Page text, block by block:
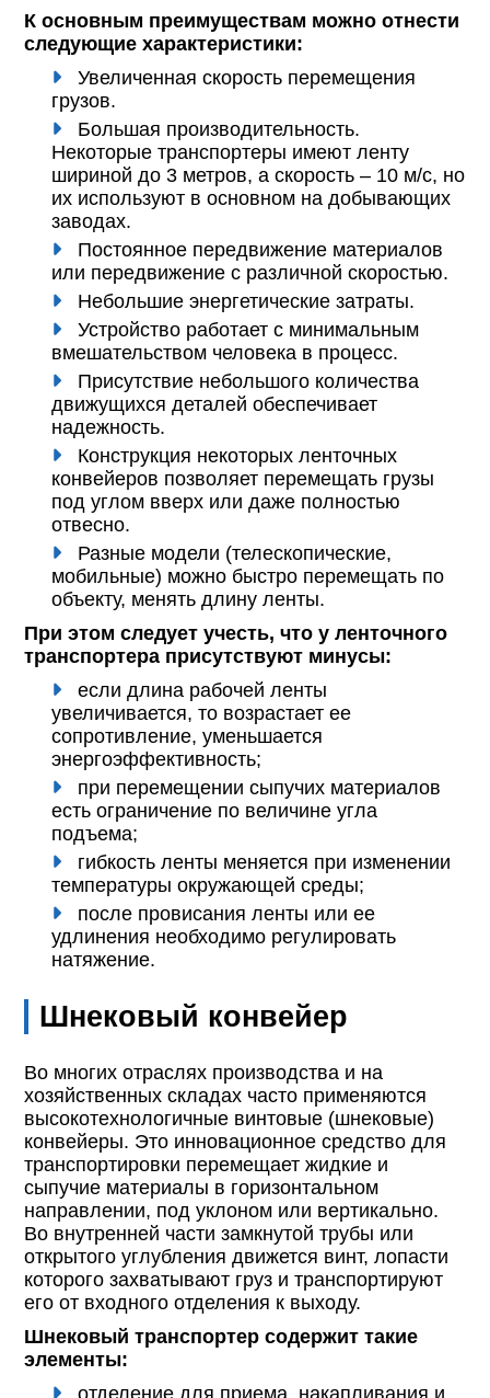
К основным преимуществам можно отнести
следующие характеристики:
Увеличенная скорость перемещения
грузов.
Большая производительность.
Некоторые транспортеры имеют ленту
шириной до 3 метров, а скорость – 10 м/с, но
их используют в основном на добывающих
заводах.
Постоянное передвижение материалов
или передвижение с различной скоростью.
Небольшие энергетические затраты.
Устройство работает с минимальным
вмешательством человека в процесс.
Присутствие небольшого количества
движущихся деталей обеспечивает
надежность.
Конструкция некоторых ленточных
конвейеров позволяет перемещать грузы
под углом вверх или даже полностью
отвесно.
Разные модели (телескопические,
мобильные) можно быстро перемещать по
объекту, менять длину ленты.
При этом следует учесть, что у ленточного
транспортера присутствуют минусы:
если длина рабочей ленты
увеличивается, то возрастает ее
сопротивление, уменьшается
энергоэффективность;
при перемещении сыпучих материалов
есть ограничение по величине угла
подъема;
гибкость ленты меняется при изменении
температуры окружающей среды;
после провисания ленты или ее
удлинения необходимо регулировать
натяжение.
Шнековый конвейер
Во многих отраслях производства и на
хозяйственных складах часто применяются
высокотехнологичные винтовые (шнековые)
конвейеры. Это инновационное средство для
транспортировки перемещает жидкие и
сыпучие материалы в горизонтальном
направлении, под уклоном или вертикально.
Во внутренней части замкнутой трубы или
открытого углубления движется винт, лопасти
которого захватывают груз и транспортируют
его от входного отделения к выходу.
Шнековый транспортер содержит такие
элементы: